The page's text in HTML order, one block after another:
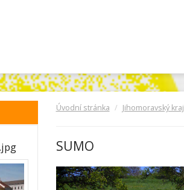
Úvodní stránka Jihomoravský kraj
SUMO